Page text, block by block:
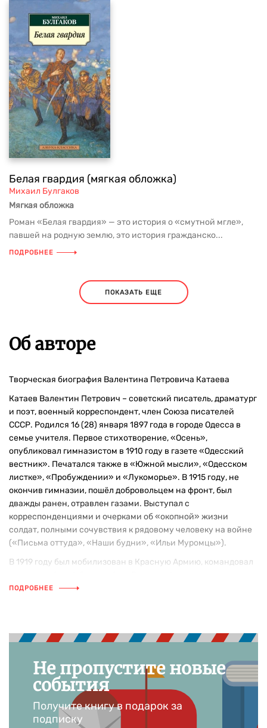
Белая гвардия (мягкая обложка)
Михаил Булгаков
Мягкая обложка
Роман «Белая гвардия» — это история о «смутной мгле»,
павшей на родную землю, это история гражданско...
ПОДРОБНЕЕ
ПОКАЗАТЬ ЕЩЕ
Об авторе
Творческая биография Валентина Петровича Катаева
Катаев Валентин Петрович – советский писатель, драматург
и поэт, военный корреспондент, член Союза писателей
СССР. Родился 16 (28) января 1897 года в городе Одесса в
семье учителя. Первое стихотворение, «Осень»,
опубликовал гимназистом в 1910 году в газете «Одесский
вестник». Печатался также в «Южной мысли», «Одесском
листке», «Пробуждении» и «Лукоморье». В 1915 году, не
окончив гимназии, пошёл добровольцем на фронт, был
дважды ранен, отравлен газами. Выступал с
корреспонденциями и очерками об «окопной» жизни
солдат, полными сочувствия к рядовому человеку на войне
(«Письма оттуда», «Наши будни», «Ильи Муромцы»).
В 1919 году был мобилизован в Красную Армию, командовал
Возвратившись в Одессу, работал в ЮгРОСТА, посещал
«Гудок» (с 1923), печатал также юморески и фельетоны в
«Правде», «Рабочей газете» и «Труде» (использовал
псевдонимы: Старик Саббакин, Ол.Твист, Митрофан
Горчица).
В годы Великой Отечественной войны 1941-1945 годов
ПОДРОБНЕЕ
Не пропустите новые
события
Получите книгу в подарок за
подписку